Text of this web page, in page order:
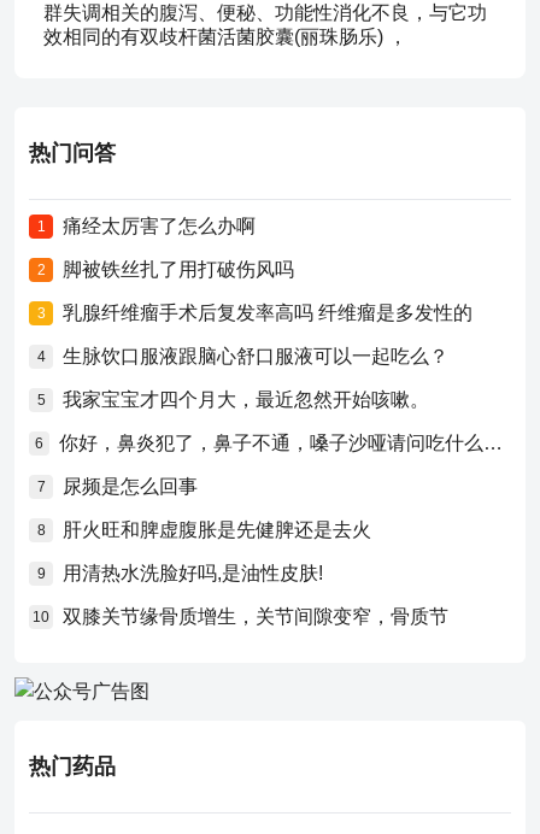
群失调相关的腹泻、便秘、功能性消化不良，与它功
效相同的有双歧杆菌活菌胶囊(丽珠肠乐) ，
热门问答
1 痛经太厉害了怎么办啊
2 脚被铁丝扎了用打破伤风吗
3 乳腺纤维瘤手术后复发率高吗 纤维瘤是多发性的
4 生脉饮口服液跟脑心舒口服液可以一起吃么？
5 我家宝宝才四个月大，最近忽然开始咳嗽。
6 你好，鼻炎犯了，鼻子不通，嗓子沙哑请问吃什么药比较好？
7 尿频是怎么回事
8 肝火旺和脾虚腹胀是先健脾还是去火
9 用清热水洗脸好吗,是油性皮肤!
10 双膝关节缘骨质增生，关节间隙变窄，骨质节
热门药品